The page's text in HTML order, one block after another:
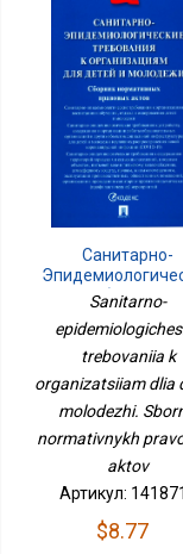
Санитарно-
Требования К
Детей И
Сборник
Правовых
Sanitarno-
trebovaniia k
organizatsiiam dlia
molodezhi.
normativnykh
aktov
Артикул:
$8.77